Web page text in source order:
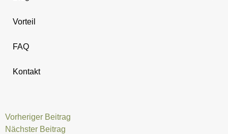
Vorteil
FAQ
Kontakt
Vorheriger Beitrag
Nächster Beitrag